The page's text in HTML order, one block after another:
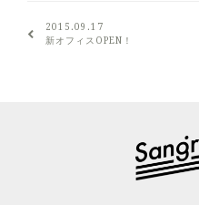
2015.09.17
新オフィスOPEN！